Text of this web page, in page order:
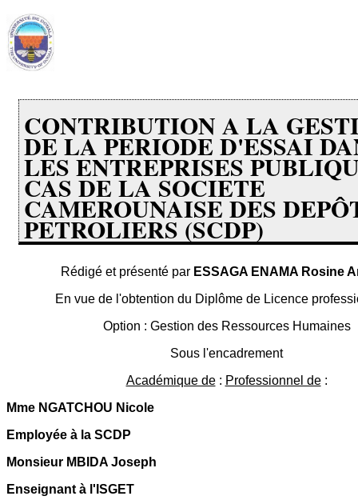
CONTRIBUTION A LA
DE LA PERIODE D'ESSAI
LES ENTREPRISES
CAS DE LA SOCIETE
CAMEROUNAISE DES
PETROLIERS (SCDP)
Rédigé et présenté par ESSAGA ENAMA Rosine
En vue de l'obtention du Diplôme de Licence
Option : Gestion des Ressources Humaines
Sous l'encadrement
Académique de: Professionnel de:
Mme NGATCHOU Nicole
Employée à la SCDP
Monsieur MBIDA Joseph
Enseignant à l'ISGET